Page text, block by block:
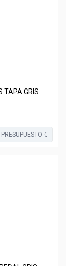
TAPA GRIS
PRESUPUESTO €